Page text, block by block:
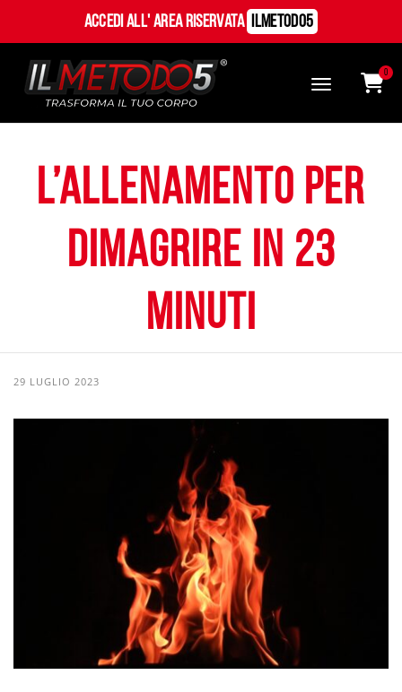
Accedi all' Area Riservata ILMetodo5
0
L’Allenamento per
dimagrire in 23
minuti
29 LUGLIO 2023